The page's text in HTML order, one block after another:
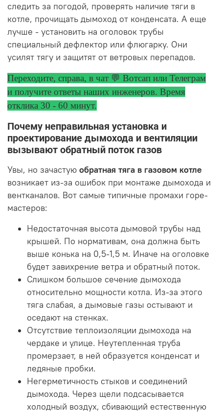
следить за погодой, проверять наличие тяги в
котле, прочищать дымоход от конденсата. А еще
лучше - установить на оголовок трубы
специальный дефлектор или флюгарку. Они
усилят тягу и защитят от ветровых перепадов.
Переходите, справа, в чат 💬 Вотсап или Телеграм
и получите ответы наших инженеров. Время
отклика 30 - 60 минут.
Почему неправильная установка и
проектирование дымохода и вентиляции
вызывают обратный поток газов
Увы, но зачастую обратная тяга в газовом котле
возникает из-за ошибок при монтаже дымохода и
вентканалов. Вот самые типичные промахи горе-
мастеров:
Недостаточная высота дымовой трубы над
крышей. По нормативам, она должна быть
выше конька на 0,5-1,5 м. Иначе на оголовке
будет завихрение ветра и обратный поток.
Слишком большое сечение дымохода
относительно мощности котла. Из-за этого
тяга слабая, а дымовые газы остывают и
оседают на стенках.
Отсутствие теплоизоляции дымохода на
чердаке и улице. Неутепленная труба
промерзает, в ней образуется конденсат и
ледяные пробки.
Негерметичность стыков и соединений
дымохода. Через щели подсасывается
холодный воздух, сбивающий естественную